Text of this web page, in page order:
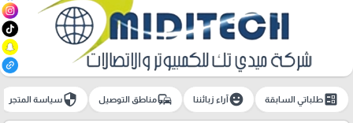
ballotطلباتي السابقة emoji_emotionsآراء زبائننا commuteمناطق التوصيل securityسياسة المتجر